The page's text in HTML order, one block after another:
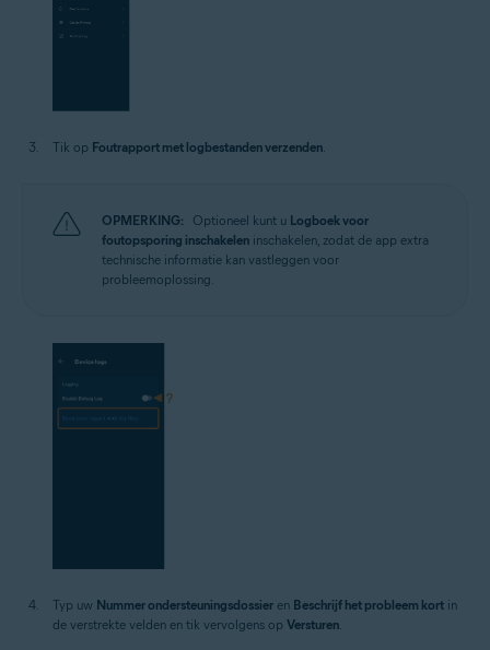
Tik op Foutrapport met logbestanden verzenden
OPMERKING: Optioneel kunt u Logboek voor
foutopsporing inschakelen inschakelen, zodat de app extra
technische informatie kan vastleggen voor
probleemoplossing.
Typ uw Nummer ondersteuningsdossier en Beschrijf het probleem kort in
de verstrekte velden en tik vervolgens op Versturen.